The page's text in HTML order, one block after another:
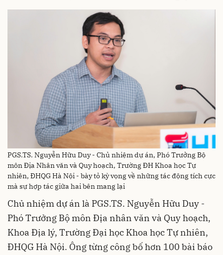
PGS.TS. Nguyễn Hữu Duy - Chủ nhiệm dự án, Phó Trưởng Bộ
môn Địa Nhân văn và Quy hoạch, Trường ĐH Khoa học Tự
nhiên, ĐHQG Hà Nội - bày tỏ kỳ vọng về những tác động tích cực
mà sự hợp tác giữa hai bên mang lại
Chủ nhiệm dự án là PGS.TS. Nguyễn Hữu Duy -
Phó Trưởng Bộ môn Địa nhân văn và Quy hoạch,
Khoa Địa lý, Trường Đại học Khoa học Tự nhiên,
ĐHQG Hà Nội. Ông từng công bố hơn 100 bài báo